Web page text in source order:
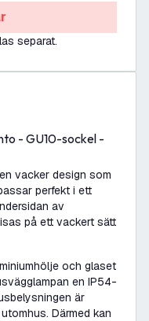
separat.
- GU10-sockel -
vacker design som
perfekt i ett
av
på ett vackert sätt
och glaset
en IP54-
är
Därmed kan